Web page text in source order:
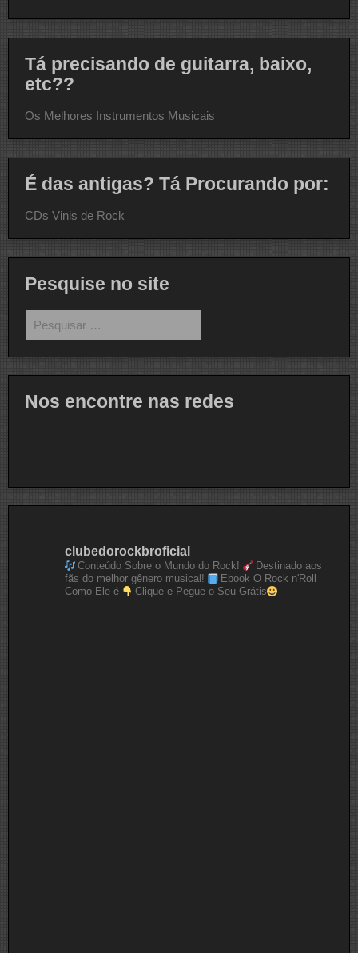
Tá precisando de guitarra, baixo,
etc??
Os Melhores Instrumentos Musicais
É das antigas? Tá Procurando por:
CDs Vinis de Rock
Pesquise no site
por:
Nos encontre nas redes
clubedorockbroficial
Conteúdo Sobre o Mundo do Rock!
Destinado aos
fãs do melhor gênero musical!
Ebook O Rock n'Roll
Como Ele é
Clique e Pegue o Seu Grátis